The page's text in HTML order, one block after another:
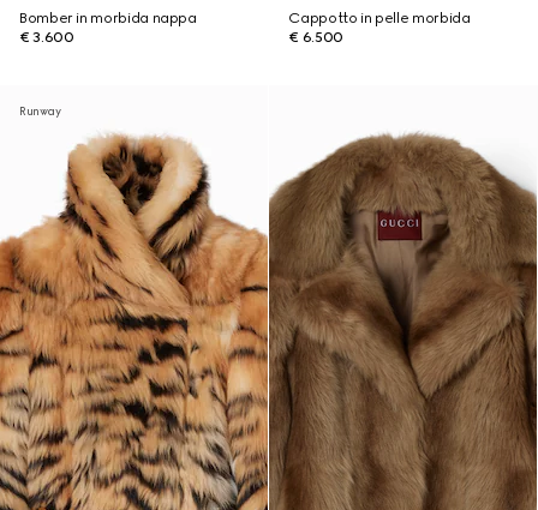
Bomber in morbida nappa
€ 3.600
Cappotto in pelle morbida
€ 6.500
Runway